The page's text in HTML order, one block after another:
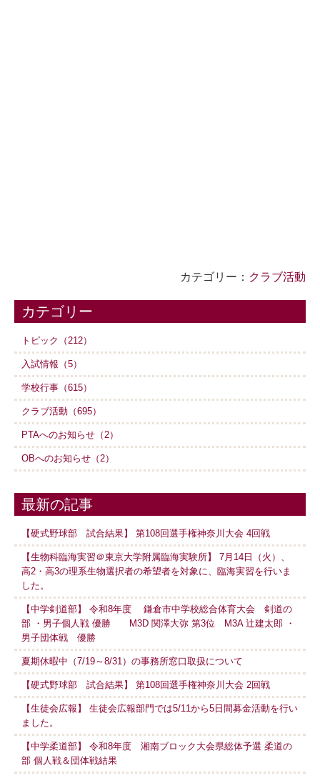
カテゴリー： クラブ活動
カテゴリー
トピック（212）
入試情報（5）
学校行事（615）
クラブ活動（695）
PTAへのお知らせ（2）
OBへのお知らせ（2）
最新の記事
【硬式野球部 試合結果】 第108回選手権神奈川大会 4回戦
【生物科臨海実習＠東京大学附属臨海実験所】 7月14日（火）、
高2・高3の理系生物選択者の希望者を対象に、臨海実習を行いま
した。
【中学剣道部】 令和8年度 鎌倉市中学校総合体育大会 剣道の
部 ・男子個人戦 優勝 M3D 関澤大弥 第3位 M3A 辻建太郎 ・
男子団体戦 優勝
夏期休暇中（7/19～8/31）の事務所窓口取扱について
【硬式野球部 試合結果】 第108回選手権神奈川大会 2回戦
【生徒会広報】 生徒会広報部門では5/11から5日間募金活動を行い
ました。
【中学柔道部】 令和8年度 湘南ブロック大会県総体予選 柔道の
部 個人戦＆団体戦結果